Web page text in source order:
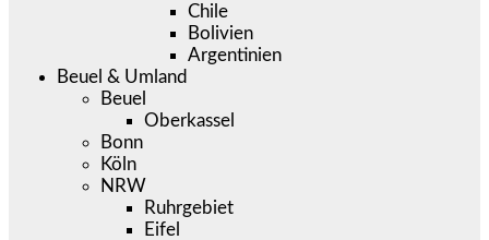
Chile
Bolivien
Argentinien
Beuel & Umland
Beuel
Oberkassel
Bonn
Köln
NRW
Ruhrgebiet
Eifel